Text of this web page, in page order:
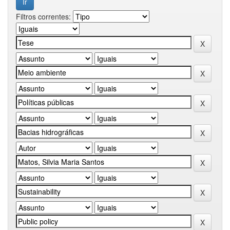
Filtros correntes: